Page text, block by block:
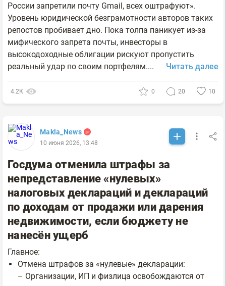
России запретили почту Gmail, всех оштрафуют».
Уровень юридической безграмотности авторов таких
репостов пробивает дно. Пока толпа паникует из-за
мифического запрета почты, инвесторы в
высокодоходные облигации рискуют пропустить
реальный удар по своим портфелям....
Читать далее
4.2К 0 20 10
Makla_News
10 июня 2026, 13:48
Госдума отменила штрафы за
непредставление «нулевых»
налоговых деклараций и деклараций
по доходам от продажи или дарения
недвижимости, если бюджету не
нанесён ущерб
Главное:
Отмена штрафов за «нулевые» декларации:
– Организации, ИП и физлица освобождаются от